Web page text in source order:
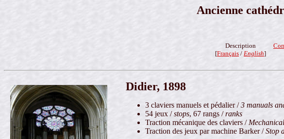
Ancienne
Description
[Français / English]
Didier, 1898
3 claviers manuels et pédalier /3 manuals
54 jeux /stops, 67 rangs /ranks
Traction mécanique des claviers /
Traction des jeux par machine Barker /Stop